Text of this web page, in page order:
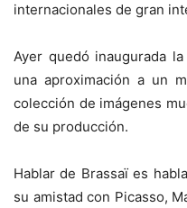
internacionales de gran
Ayer quedó inaugurada
una aproximación a un
colección de imágenes
de su producción.
Hablar de Brassaï es
su amistad con Picasso,